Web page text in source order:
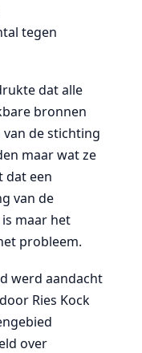
tegen
dat alle
bronnen
de stichting
maar wat ze
dat een
van de
maar het
probleem.
werd aandacht
Ries Kock
over